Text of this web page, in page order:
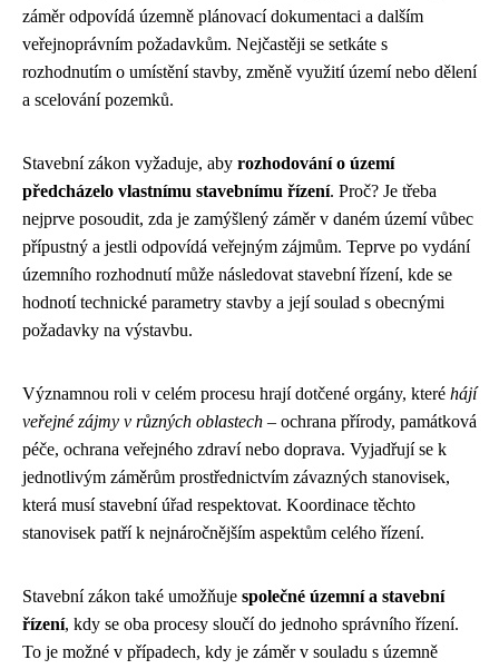
záměr odpovídá územně plánovací dokumentaci a dalším
veřejnoprávním požadavkům. Nejčastěji se setkáte s
rozhodnutím o umístění stavby, změně využití území nebo dělení
a scelování pozemků.
Stavební zákon vyžaduje, aby rozhodování o území
předcházelo vlastnímu stavebnímu řízení. Proč? Je třeba
nejprve posoudit, zda je zamýšlený záměr v daném území vůbec
přípustný a jestli odpovídá veřejným zájmům. Teprve po vydání
územního rozhodnutí může následovat stavební řízení, kde se
hodnotí technické parametry stavby a její soulad s obecnými
požadavky na výstavbu.
Významnou roli v celém procesu hrají dotčené orgány, které hájí
veřejné zájmy v různých oblastech – ochrana přírody, památková
péče, ochrana veřejného zdraví nebo doprava. Vyjadřují se k
jednotlivým záměrům prostřednictvím závazných stanovisek,
která musí stavební úřad respektovat. Koordinace těchto
stanovisek patří k nejnáročnějším aspektům celého řízení.
Stavební zákon také umožňuje společné územní a stavební
řízení, kdy se oba procesy sloučí do jednoho správního řízení.
To je možné v případech, kdy je záměr v souladu s územně